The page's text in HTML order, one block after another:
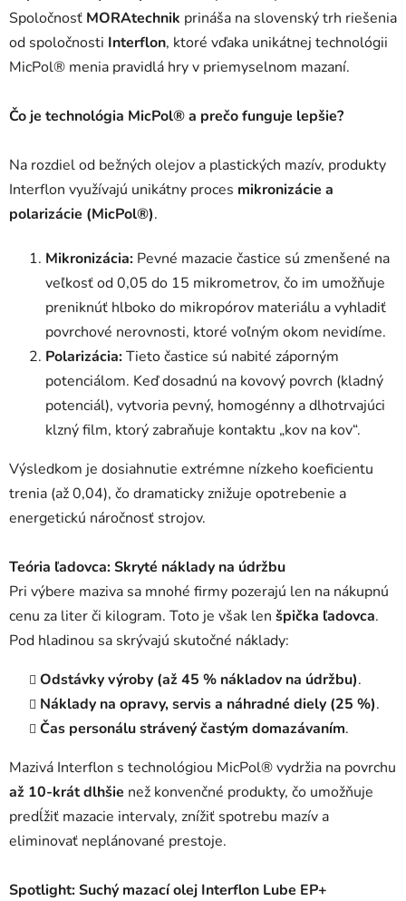
Spoločnosť MORAtechnik prináša na slovenský trh riešenia
od spoločnosti Interflon, ktoré vďaka unikátnej technológii
MicPol® menia pravidlá hry v priemyselnom mazaní.
Čo je technológia MicPol® a prečo funguje lepšie?
Na rozdiel od bežných olejov a plastických mazív, produkty
Interflon využívajú unikátny proces mikronizácie a
polarizácie (MicPol®).
Mikronizácia: Pevné mazacie častice sú zmenšené na
veľkosť od 0,05 do 15 mikrometrov, čo im umožňuje
preniknúť hlboko do mikropórov materiálu a vyhladiť
povrchové nerovnosti, ktoré voľným okom nevidíme.
Polarizácia:Tieto častice sú nabité záporným
potenciálom. Keď dosadnú na kovový povrch (kladný
potenciál), vytvoria pevný, homogénny a dlhotrvajúci
klzný film, ktorý zabraňuje kontaktu „kov na kov“.
Výsledkom je dosiahnutie extrémne nízkeho koeficientu
trenia (až 0,04), čo dramaticky znižuje opotrebenie a
energetickú náročnosť strojov.
Teória ľadovca: Skryté náklady na údržbu
Pri výbere maziva sa mnohé firmy pozerajú len na nákupnú
cenu za liter či kilogram. Toto je však len špička ľadovca.
Pod hladinou sa skrývajú skutočné náklady:
Odstávky výroby (až 45 % nákladov na údržbu).
Náklady na opravy, servis a náhradné diely (25 %).
Čas personálu strávený častým domazávaním.
Mazivá Interflon s technológiou MicPol® vydržia na povrchu
až 10-krát dlhšie než konvenčné produkty, čo umožňuje
predĺžiť mazacie intervaly, znížiť spotrebu mazív a
eliminovať neplánované prestoje.
Spotlight: Suchý mazací olej Interflon Lube EP+